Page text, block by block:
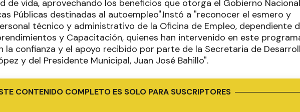
de vida, aprovechando los beneficios que otorga el Gobierno
Públicas destinadas al autoempleo".Instó a "reconocer el esmero y
técnico y administrativo de la Oficina de Empleo, dependiente
y Capacitación, quienes han intervenido en este
la confianza y el apoyo recibido por parte de la Secretaria de
y del Presidente Municipal, Juan José Bahillo".
CONTENIDO COMPLETO ES SOLO PARA SUSCRIPTORES